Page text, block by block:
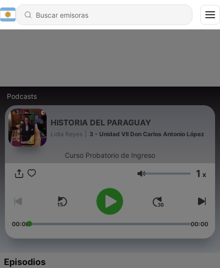
Podcasts
HISTORIA DEL PARAGUAY
Lidia Reyes 3 - Unidad VII Don Carlos Antonio López
Curso Probatorio de Ingreso
Volumen 1 x
00:00 00:00
Episodios